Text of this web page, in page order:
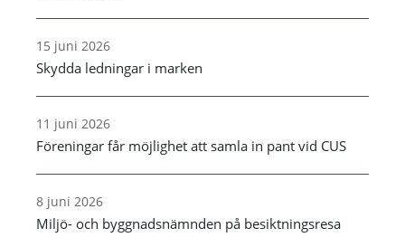
15 juni 2026
Skydda ledningar i marken
11 juni 2026
Föreningar får möjlighet att samla in pant vid CUS
8 juni 2026
Miljö- och byggnadsnämnden på besiktningsresa